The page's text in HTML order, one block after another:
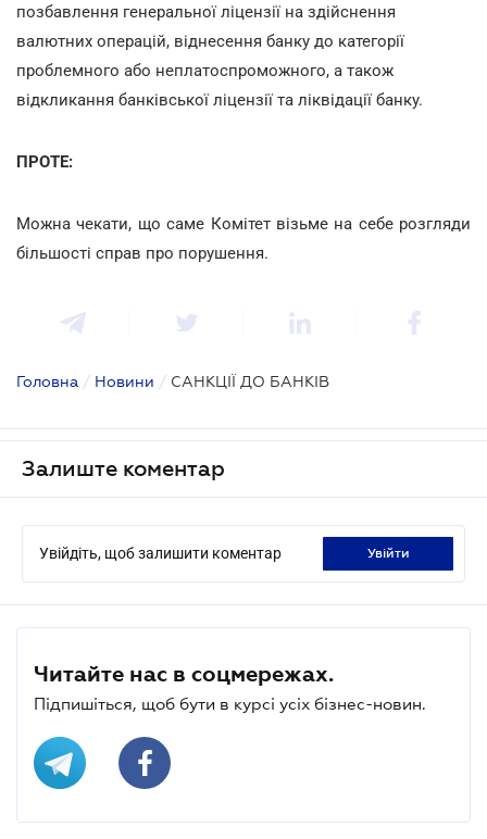
позбавлення генеральної ліцензії на здійснення
валютних операцій, віднесення банку до категорії
проблемного або неплатоспроможного, а також
відкликання банківської ліцензії та ліквідації банку.
ПРОТЕ:
Можна чекати, що саме Комітет візьме на себе розгляди
більшості справ про порушення.
Головна / Новини / САНКЦІЇ ДО БАНКІВ
Залиште коментар
Увійдіть, щоб залишити коментар увійти
Читайте нас в соцмережах.
Підпишіться, щоб бути в курсі усіх бізнес-новин.